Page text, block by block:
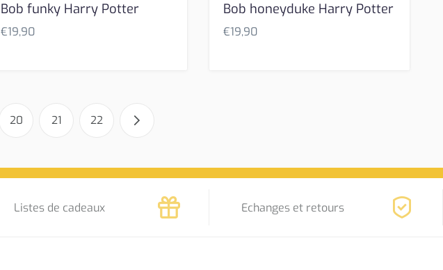
Bob funky Harry Potter
€19,90
Bob honeyduke Harry Potter
€19,90
20 21 22
Listes de cadeaux Echanges et retours